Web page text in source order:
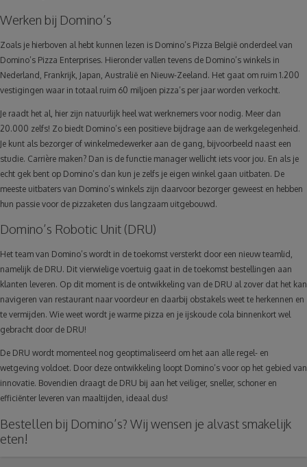
Werken bij Domino’s
Zoals je hierboven al hebt kunnen lezen is Domino’s Pizza België onderdeel van
Domino’s Pizza Enterprises. Hieronder vallen tevens de Domino’s winkels in
Nederland, Frankrijk, Japan, Australië en Nieuw-Zeeland. Het gaat om ruim 1.200
vestigingen waar in totaal ruim 60 miljoen pizza’s per jaar worden verkocht.
Je raadt het al, hier zijn natuurlijk heel wat werknemers voor nodig. Meer dan
20.000 zelfs! Zo biedt Domino’s een positieve bijdrage aan de werkgelegenheid.
Je kunt als bezorger of winkelmedewerker aan de gang, bijvoorbeeld naast een
studie. Carrière maken? Dan is de functie manager wellicht iets voor jou. En als je
echt gek bent op Domino’s dan kun je zelfs je eigen winkel gaan uitbaten. De
meeste uitbaters van Domino’s winkels zijn daarvoor bezorger geweest en hebben
hun passie voor de pizzaketen dus langzaam uitgebouwd.
Domino’s Robotic Unit (DRU)
Het team van Domino’s wordt in de toekomst versterkt door een nieuw teamlid,
namelijk de DRU. Dit vierwielige voertuig gaat in de toekomst bestellingen aan
klanten leveren. Op dit moment is de ontwikkeling van de DRU al zover dat het kan
navigeren van restaurant naar voordeur en daarbij obstakels weet te herkennen en
te vermijden. Wie weet wordt je warme pizza en je ijskoude cola binnenkort wel
gebracht door de DRU!
De DRU wordt momenteel nog geoptimaliseerd om het aan alle regel- en
wetgeving voldoet. Door deze ontwikkeling loopt Domino’s voor op het gebied van
innovatie. Bovendien draagt de DRU bij aan het veiliger, sneller, schoner en
efficiënter leveren van maaltijden, ideaal dus!
Bestellen bij Domino’s? Wij wensen je alvast smakelijk
eten!